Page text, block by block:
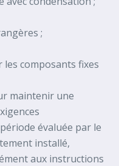
;
composants fixes
maintenir une
évaluée par le
installé,
aux instructions